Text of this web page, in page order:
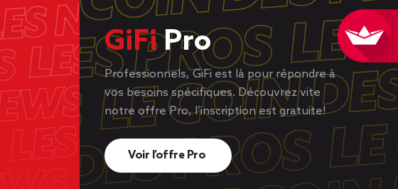
GiFiPro
Professionnels, GiFi est là pour répondre à
vos besoins spécifiques. Découvrez vite
notre offre Pro, l’inscription est gratuite!
Voir l’offre Pro